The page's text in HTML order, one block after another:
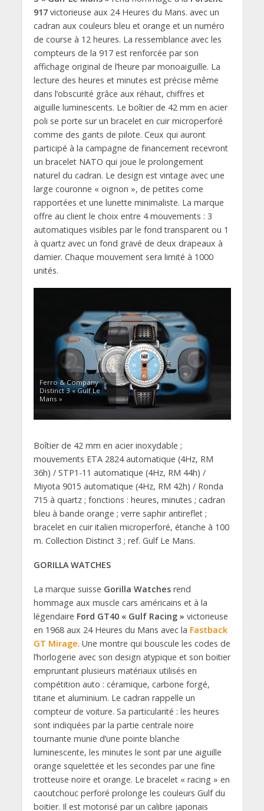
917victorieuse aux 24 Heures du Mans. avec un
cadran aux couleurs bleu et orange et un numéro
de course à 12 heures. La ressemblance avec les
compteurs de la 917 est renforcée par son
affichage original de l’heure par monoaiguille. La
lecture des heures et minutes est précise même
dans l’obscurité grâce aux réhaut, chiffres et
aiguille luminescents. Le boîtier de 42 mm en acier
poli se porte sur un bracelet en cuir microperforé
comme des gants de pilote. Ceux qui auront
participé à la campagne de financement recevront
un bracelet NATO qui joue le prolongement
naturel du cadran. Le design est vintage avec une
large couronne « oignon », de petites corne
rapportées et une lunette minimaliste. La marque
offre au client le choix entre 4 mouvements : 3
automatiques visibles par le fond transparent ou 1
à quartz avec un fond gravé de deux drapeaux à
damier. Chaque mouvement sera limité à 1000
unités.
Ferro & Company
Distinct 3 « Gulf Le
Mans »
Boîtier de 42 mm en acier inoxydable ;
mouvements ETA 2824 automatique (4Hz, RM
36h) / STP1-11 automatique (4Hz, RM 44h) /
Miyota 9015 automatique (4Hz, RM 42h) / Ronda
715 à quartz ; fonctions : heures, minutes ; cadran
bleu à bande orange ; verre saphir antireflet ;
bracelet en cuir italien microperforé, étanche à 100
m. Collection Distinct 3 ; ref. Gulf Le Mans.
GORILLA WATCHES
La marque suisse Gorilla Watchesrend
hommage aux muscle cars américains et à la
légendaire Ford GT40 « Gulf Racing » victorieuse
en 1968 aux 24 Heures du Mans avec la Fastback
GT Mirage. Une montre qui bouscule les codes de
l’horlogerie avec son design atypique et son boitier
empruntant plusieurs matériaux utilisés en
compétition auto : céramique, carbone forgé,
titane et aluminium. Le cadran rappelle un
compteur de voiture. Sa particularité : les heures
sont indiquées par la partie centrale noire
tournante munie d’une pointe blanche
luminescente, les minutes le sont par une aiguille
orange squelettée et les secondes par une fine
trotteuse noire et orange. Le bracelet « racing » en
caoutchouc perforé prolonge les couleurs Gulf du
boitier. Il est motorisé par un calibre japonais